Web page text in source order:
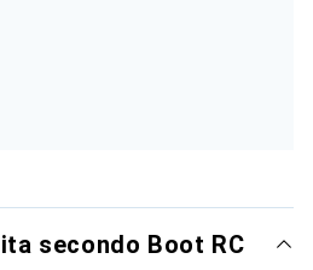
secondo Boot RC